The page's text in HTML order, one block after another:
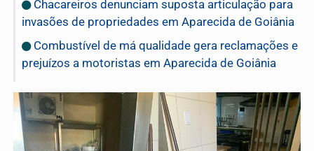
Chacareiros denunciam suposta articulação para
invasões de propriedades em Aparecida de Goiânia
Combustível de má qualidade gera reclamações e
prejuízos a motoristas em Aparecida de Goiânia